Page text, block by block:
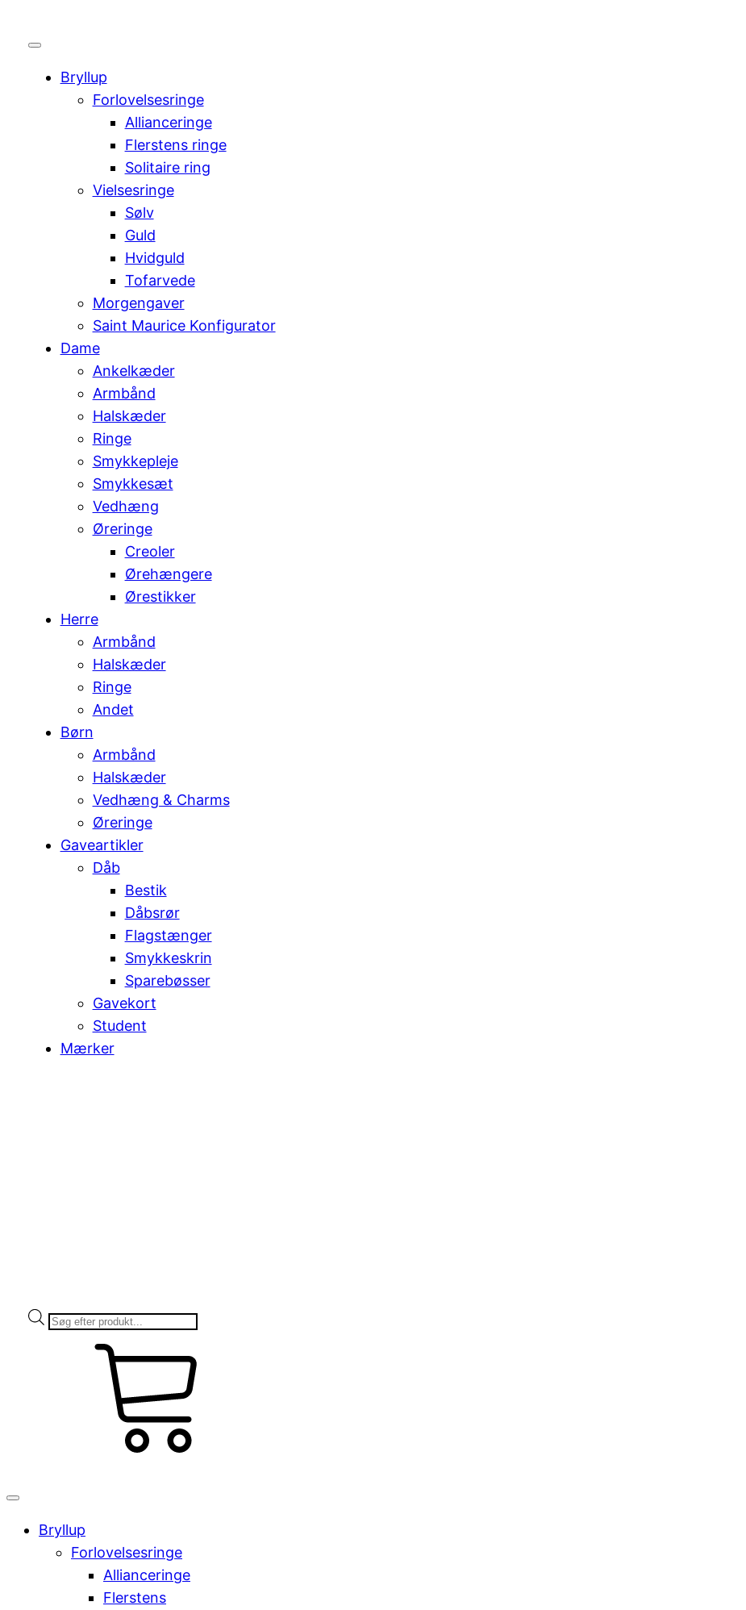
Bryllup
Forlovelsesringe
Allianceringe
Flerstens ringe
Solitaire ring
Vielsesringe
Sølv
Guld
Hvidguld
Tofarvede
Morgengaver
Saint Maurice Konfigurator
Dame
Ankelkæder
Armbånd
Halskæder
Ringe
Smykkepleje
Smykkesæt
Vedhæng
Øreringe
Creoler
Ørehængere
Ørestikker
Herre
Armbånd
Halskæder
Ringe
Andet
Børn
Armbånd
Halskæder
Vedhæng & Charms
Øreringe
Gaveartikler
Dåb
Bestik
Dåbsrør
Flagstænger
Smykkeskrin
Sparebøsser
Gavekort
Student
Mærker
Products
Bryllup
Forlovelsesringe
Allianceringe
Flerstens